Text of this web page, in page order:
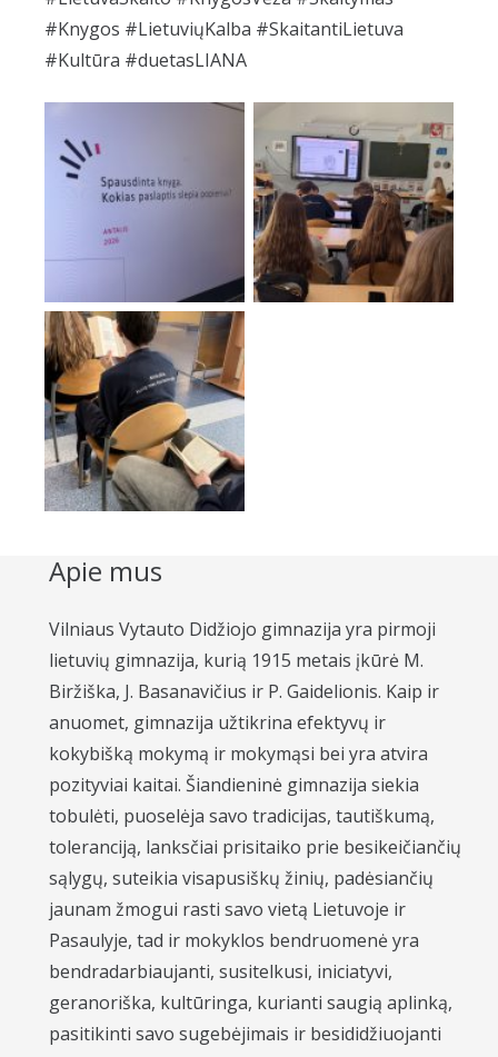
#Knygos #LietuviųKalba #SkaitantiLietuva
#Kultūra #duetasLIANA
Apie mus
Vilniaus Vytauto Didžiojo gimnazija yra pirmoji
lietuvių gimnazija, kurią 1915 metais įkūrė M.
Biržiška, J. Basanavičius ir P. Gaidelionis. Kaip ir
anuomet, gimnazija užtikrina efektyvų ir
kokybišką mokymą ir mokymąsi bei yra atvira
pozityviai kaitai. Šiandieninė gimnazija siekia
tobulėti, puoselėja savo tradicijas, tautiškumą,
toleranciją, lanksčiai prisitaiko prie besikeičiančių
sąlygų, suteikia visapusiškų žinių, padėsiančių
jaunam žmogui rasti savo vietą Lietuvoje ir
Pasaulyje, tad ir mokyklos bendruomenė yra
bendradarbiaujanti, susitelkusi, iniciatyvi,
geranoriška, kultūringa, kurianti saugią aplinką,
pasitikinti savo sugebėjimais ir besididžiuojanti